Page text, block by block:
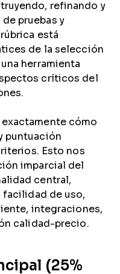
refinando y
pruebas y
está
de la selección
herramienta
críticos del
cómo
puntuación
Esto nos
imparcial del
central,
de uso,
integraciones,
calidad-precio.
(25%